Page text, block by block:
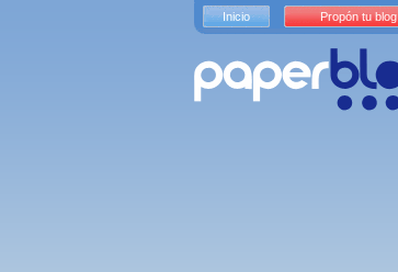
Inicio Propón tu blog